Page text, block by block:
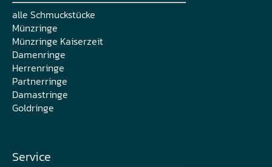
alle Schmuckstücke
Münzringe
Münzringe Kaiserzeit
Damenringe
Herrenringe
Partnerringe
Damastringe
Goldringe
Service